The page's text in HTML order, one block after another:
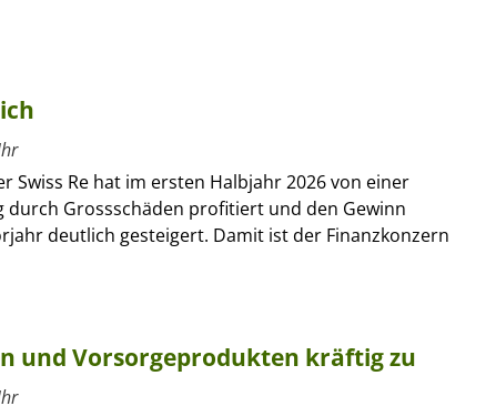
Swiss Re hat im ersten Halbjahr 2026 von einer
durch Grossschäden profitiert und den Gewinn
deutlich gesteigert. Damit ist der Finanzkonzern
und Vorsorgeprodukten kräftig zu